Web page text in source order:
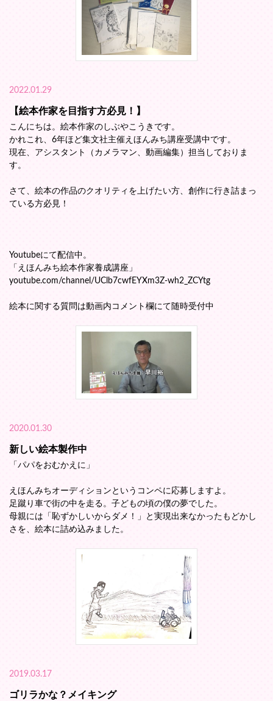
2022.01.29
【絵本作家を目指す方必見！】
こんにちは。絵本作家のしぶやこうきです。
かれこれ、6年ほど集文社主催えほんみち講座受講中です。
現在、アシスタント（カメラマン、動画編集）担当しておりま
す。
さて、絵本の作品のクオリティを上げたい方、創作に行き詰まっ
ている方必見！
Youtubeにて配信中。
「えほんみち絵本作家養成講座」
youtube.com/channel/UClb7cwfEYXm3Z-wh2_ZCYtg
絵本に関する質問は動画内コメント欄にて随時受付中
2020.01.30
新しい絵本製作中
「パパをおむかえに」
えほんみちオーディションというコンペに応募しますよ。
足蹴り車で街の中を走る。子どもの頃の僕の夢でした。
母親には「恥ずかしいからダメ！」と実現出来なかったもどかし
さを、絵本に詰め込みました。
2019.03.17
ゴリラかな？メイキング